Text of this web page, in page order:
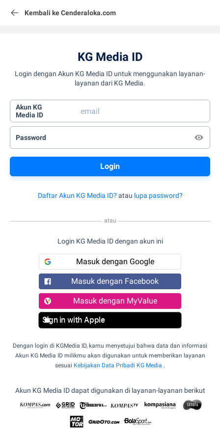
Kembali ke Cenderaloka.com
KG Media ID
Login dengan Akun KG Media ID untuk menggunakan layanan-
layanan dari KG Media.
Akun KG
Media ID
Password
Daftar Akun KG Media ID? atau lupa password?
atau
Login KG Media ID dengan akun ini
Masuk dengan Google
Masuk dengan Facebook
Masuk dengan MyValue
Sign in with Apple
Dengan login di KGMedia ID, kamu menyetujui bahwa data dan informasi
Akun KG Media ID milikmu akan digunakan untuk memberikan layanan
sesuai Kebijakan Data Pribadi KG Media .
Akun KG Media ID dapat digunakan di layanan-layanan berikut